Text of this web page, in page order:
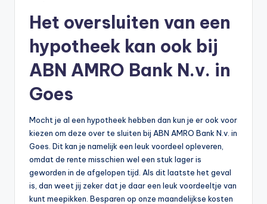
Het oversluiten van een
hypotheek kan ook bij
ABN AMRO Bank N.v. in
Goes
Mocht je al een hypotheek hebben dan kun je er ook voor
kiezen om deze over te sluiten bij ABN AMRO Bank N.v. in
Goes. Dit kan je namelijk een leuk voordeel opleveren,
omdat de rente misschien wel een stuk lager is
geworden in de afgelopen tijd. Als dit laatste het geval
is, dan weet jij zeker dat je daar een leuk voordeeltje van
kunt meepikken. Besparen op onze maandelijkse kosten